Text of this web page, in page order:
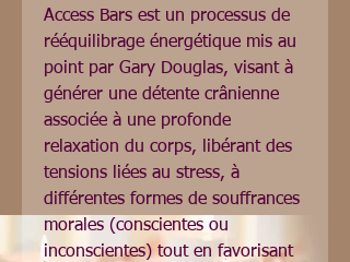
Access Bars est un processus de
rééquilibrage énergétique mis au
point par Gary Douglas, visant à
générer une détente crânienne
associée à une profonde
relaxation du corps, libérant des
tensions liées au stress, à
différentes formes de souffrances
morales (conscientes ou
inconscientes) tout en favorisant